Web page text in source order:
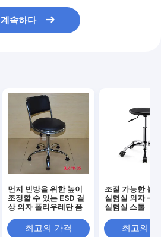
계속하다
먼지 빈방을 위한 높이
조정할 수 있는 ESD 걸
상 의자 폴리우레탄 폼
최고의 가격
조절 가능한 블
실험실 의자 -
실험실 스툴
최고의